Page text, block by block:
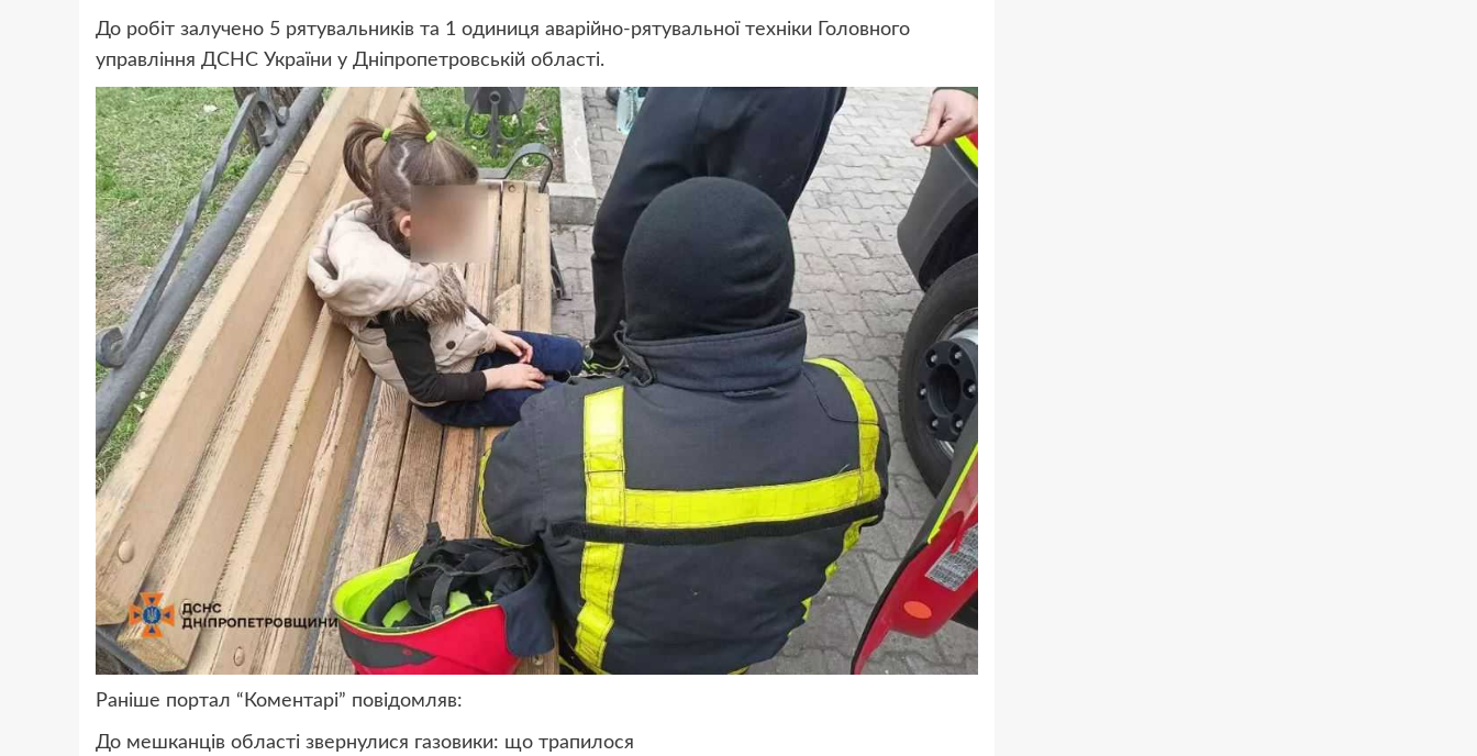
До робіт залучено 5 рятувальників та 1 одиниця аварійно-рятувальної техніки Головного
управління ДСНС України у Дніпропетровській області.
Раніше портал “Коментарі” повідомляв:
До мешканців області звернулися газовики: що трапилося